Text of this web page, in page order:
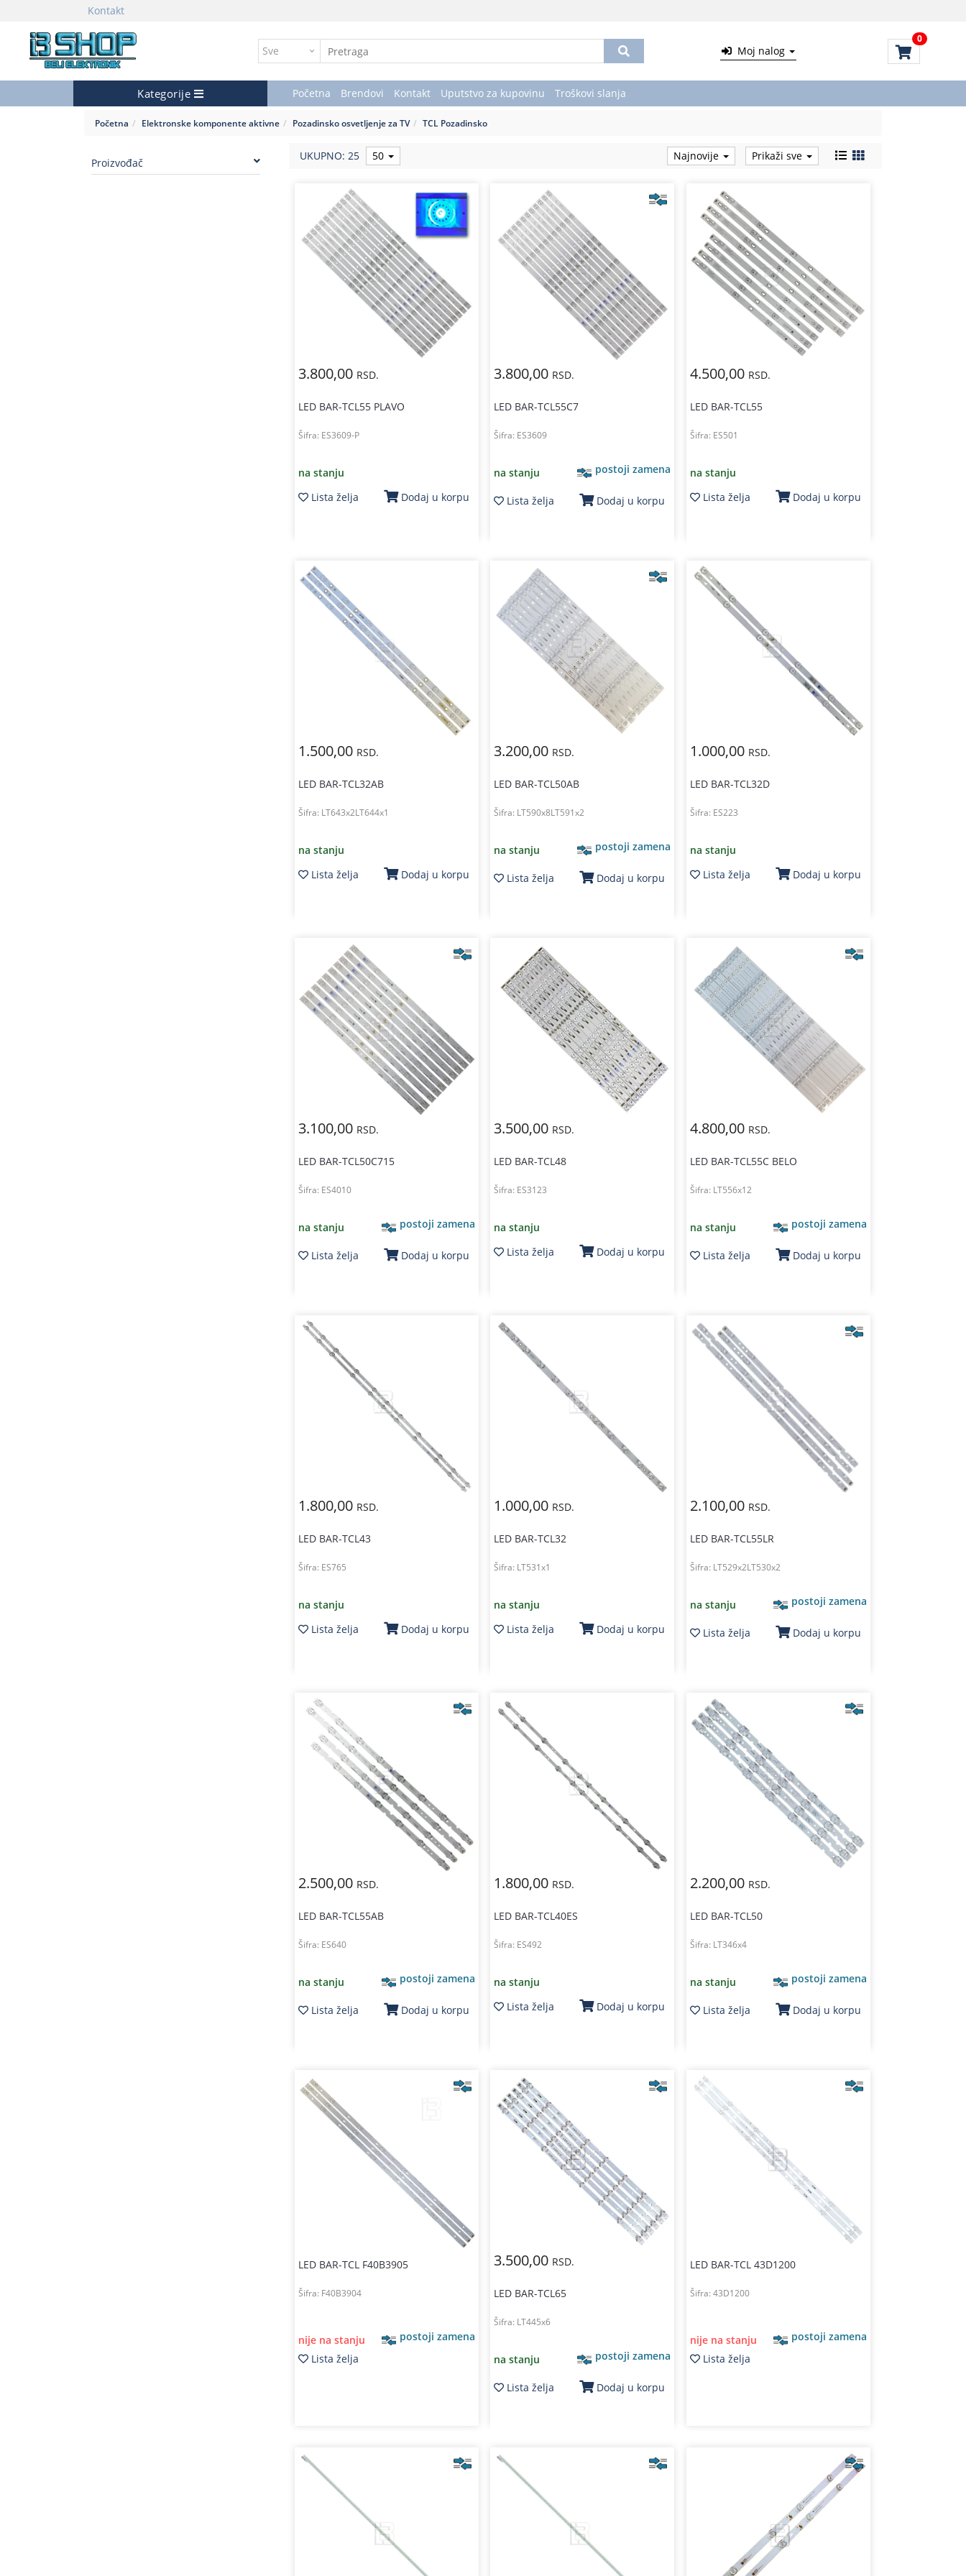
Kontakt
Moj nalog
0
Kategorije Početna Brendovi Kontakt Uputstvo za kupovinu Troškovi slanja
Početna Elektronske komponente aktivne Pozadinsko osvetljenje za TV TCL Pozadinsko
Proizvođač
UKUPNO: 25 50 Najnovije Prikaži sve
3.800,00 RSD.
LED BAR-TCL55 PLAVO
Šifra: ES3609-P
na stanju
Lista želja
Dodaj u korpu
3.800,00 RSD.
LED BAR-TCL55C7
Šifra: ES3609
na stanju postoji zamena
Lista želja Dodaj u korpu
4.500,00 RSD.
LED BAR-TCL55
Šifra: ES501
na stanju
Lista želja
Dodaj u korpu
1.500,00 RSD.
LED BAR-TCL32AB
Šifra: LT643x2LT644x1
na stanju
Lista želja
Dodaj u korpu
3.200,00 RSD.
LED BAR-TCL50AB
Šifra: LT590x8LT591x2
na stanju postoji zamena
Lista želja Dodaj u korpu
1.000,00 RSD.
LED BAR-TCL32D
Šifra: ES223
na stanju
Lista želja
Dodaj u korpu
3.100,00 RSD.
LED BAR-TCL50C715
Šifra: ES4010
na stanju postoji zamena
Lista želja Dodaj u korpu
3.500,00 RSD.
LED BAR-TCL48
Šifra: ES3123
na stanju
Lista želja
Dodaj u korpu
4.800,00 RSD.
LED BAR-TCL55C BELO
Šifra: LT556x12
na stanju postoji zamena
Lista želja Dodaj u korpu
1.800,00 RSD.
LED BAR-TCL43
Šifra: ES765
na stanju
Lista želja
Dodaj u korpu
1.000,00 RSD.
LED BAR-TCL32
Šifra: LT531x1
na stanju
Lista želja
Dodaj u korpu
2.100,00 RSD.
LED BAR-TCL55LR
Šifra: LT529x2LT530x2
na stanju postoji zamena
Lista želja Dodaj u korpu
2.500,00 RSD.
LED BAR-TCL55AB
Šifra: ES640
na stanju postoji zamena
Lista želja Dodaj u korpu
1.800,00 RSD.
LED BAR-TCL40ES
Šifra: ES492
na stanju
Lista želja
Dodaj u korpu
2.200,00 RSD.
LED BAR-TCL50
Šifra: LT346x4
na stanju postoji zamena
Lista želja Dodaj u korpu
LED BAR-TCL F40B3905
Šifra: F40B3904
nije na stanju
postoji zamena
Lista želja
3.500,00 RSD.
LED BAR-TCL65
Šifra: LT445x6
na stanju postoji zamena
Lista želja Dodaj u korpu
LED BAR-TCL 43D1200
Šifra: 43D1200
nije na stanju
postoji zamena
Lista želja